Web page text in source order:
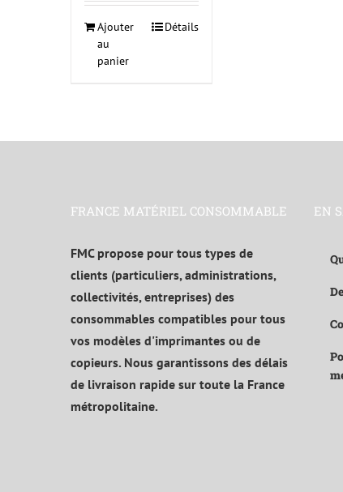
Ajouter
au
panier
Détails
FRANCE MATÉRIEL CONSOMMABLE
FMC propose pour tous types de
clients (particuliers, administrations,
collectivités, entreprises) des
consommables compatibles pour tous
vos modèles d'imprimantes ou de
copieurs. Nous garantissons des délais
de livraison rapide sur toute la France
métropolitaine.
EN